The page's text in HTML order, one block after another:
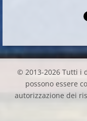
© 2013-2026 Tutti i
possono essere
autorizzazione dei